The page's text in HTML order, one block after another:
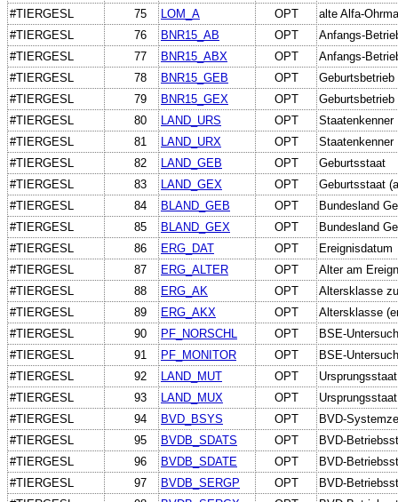
#TIERGESL
75 LOM_A OPT
alte Alfa-
#TIERGESL
76 BNR15_AB OPT
Anfangs-
#TIERGESL
77 BNR15_ABX OPT
Anfangs-
#TIERGESL
78 BNR15_GEB OPT
Geburtsbetrieb
#TIERGESL
79 BNR15_GEX OPT
Geburtsbetrieb
#TIERGESL
80 LAND_URS OPT
Staatenkenner
#TIERGESL
81 LAND_URX OPT
Staatenkenner
#TIERGESL
82 LAND_GEB OPT
Geburtsstaat
#TIERGESL
83 LAND_GEX OPT
Geburtsstaat
#TIERGESL
84 BLAND_GEB OPT
Bundesland
#TIERGESL
85 BLAND_GEX OPT
Bundesland
#TIERGESL
86 ERG_DAT OPT
Ereignisdatum
#TIERGESL
87 ERG_ALTER OPT
Alter am
#TIERGESL
88 ERG_AK OPT
Altersklasse
#TIERGESL
89 ERG_AKX OPT
Altersklasse
#TIERGESL
90 PF_NORSCHL OPT
BSE-
#TIERGESL
91 PF_MONITOR OPT
BSE-
#TIERGESL
92 LAND_MUT OPT
#TIERGESL
93 LAND_MUX OPT
#TIERGESL
94 BVD_BSYS OPT
BVD-
#TIERGESL
95 BVDB_SDATS OPT
BVD-
#TIERGESL
96 BVDB_SDATE OPT
BVD-
#TIERGESL
97 BVDB_SERGP OPT
BVD-